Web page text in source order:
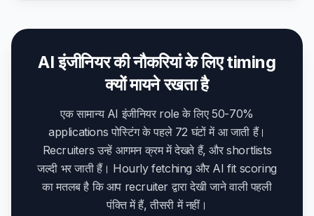
AI इंजीनियर की नौकरियां के लिए timing
क्यों मायने रखता है
एक सामान्य AI इंजीनियर role के लिए 50-70%
applications पोस्टिंग के पहले 72 घंटों में आ जाती हैं।
Recruiters उन्हें आगमन क्रम में देखते हैं, और shortlists
जल्दी भर जाती हैं। Hourly fetching और AI fit scoring
का मतलब है कि आप recruiter द्वारा देखी जाने वाली पहली
पंक्ति में हैं, तीसरी में नहीं।